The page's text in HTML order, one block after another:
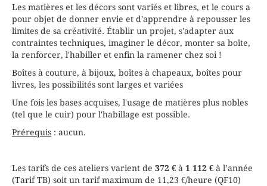
Les matières et les décors sont variés et libres, et le cours a
pour objet de donner envie et d'apprendre à repousser les
limites de sa créativité. Établir un projet, s'adapter aux
contraintes techniques, imaginer le décor, monter sa boîte,
la renforcer, l'habiller et enfin la ramener chez soi !
Boîtes à couture, à bijoux, boîtes à chapeaux, boîtes pour
livres, les possibilités sont larges et variées
Une fois les bases acquises, l'usage de matières plus nobles
(tel que le cuir) pour l'habillage est possible.
Prérequis : aucun.
Les tarifs de ces ateliers varient de 372 € à 1 112 € à l’année
(Tarif TB) soit un tarif maximum de 11,23 €/heure (QF10)